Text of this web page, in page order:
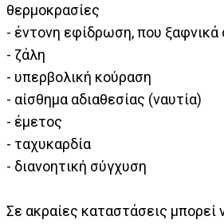
θερμοκρασίες
- έντονη εφίδρωση, που ξαφνικά
- ζάλη
- υπερβολική κούραση
- αίσθημα αδιαθεσίας (ναυτία)
- έμετος
- ταχυκαρδία
- διανοητική σύγχυση
Σε ακραίες καταστάσεις μπορεί